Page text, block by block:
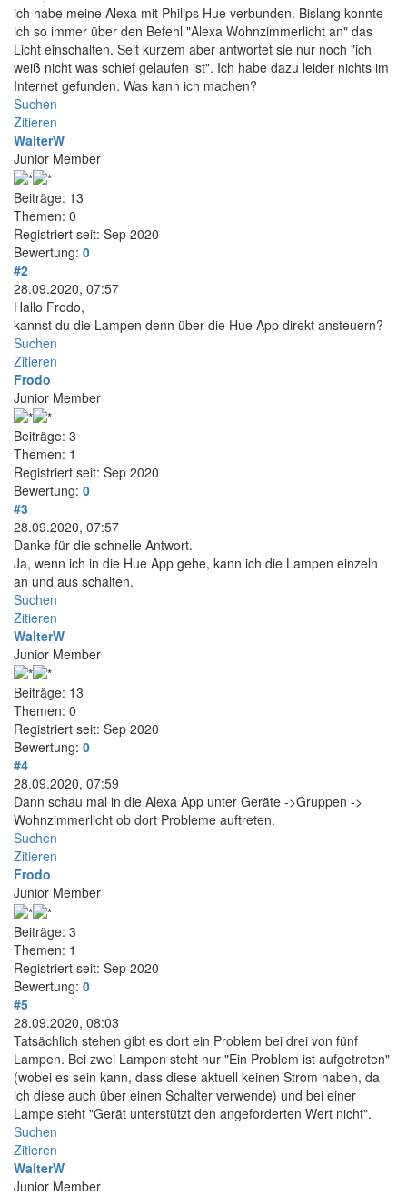
ich habe meine Alexa mit Philips Hue verbunden. Bislang konnte
ich so immer über den Befehl "Alexa Wohnzimmerlicht an" das
Licht einschalten. Seit kurzem aber antwortet sie nur noch "ich
weiß nicht was schief gelaufen ist". Ich habe dazu leider nichts im
Internet gefunden. Was kann ich machen?
Suchen
Zitieren
WalterW
Junior Member
Beiträge: 13
Themen: 0
Registriert seit: Sep 2020
Bewertung: 0
#2
28.09.2020, 07:57
Hallo Frodo,
kannst du die Lampen denn über die Hue App direkt ansteuern?
Suchen
Zitieren
Frodo
Junior Member
Beiträge: 3
Themen: 1
Registriert seit: Sep 2020
Bewertung: 0
#3
28.09.2020, 07:57
Danke für die schnelle Antwort.
Ja, wenn ich in die Hue App gehe, kann ich die Lampen einzeln
an und aus schalten.
Suchen
Zitieren
WalterW
Junior Member
Beiträge: 13
Themen: 0
Registriert seit: Sep 2020
Bewertung: 0
#4
28.09.2020, 07:59
Dann schau mal in die Alexa App unter Geräte ->Gruppen ->
Wohnzimmerlicht ob dort Probleme auftreten.
Suchen
Zitieren
Frodo
Junior Member
Beiträge: 3
Themen: 1
Registriert seit: Sep 2020
Bewertung: 0
#5
28.09.2020, 08:03
Tatsächlich stehen gibt es dort ein Problem bei drei von fünf
Lampen. Bei zwei Lampen steht nur "Ein Problem ist aufgetreten"
(wobei es sein kann, dass diese aktuell keinen Strom haben, da
ich diese auch über einen Schalter verwende) und bei einer
Lampe steht "Gerät unterstützt den angeforderten Wert nicht".
Suchen
Zitieren
WalterW
Junior Member